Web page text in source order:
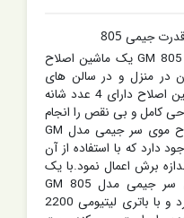
جیمی 805
ماشین اصلاح موی سر جیمی مدل GM 805 یک ماشین اصلاح
در منزل و در سالن های
آرایشی از آن استفاده کرد. این ماشین اصلاح دارای 4 عدد شانه
کامل و بی نقص را انجام
داد و همچنین در کنار ماشین اصلاح موی سر جیمی مدل GM
دارد که با استفاده از آن
برش اعمال نمود.با یک
بار شارژ کردن ماشین اصلاح موی سر جیمی مدل GM 805
میتوان 150 دقیقه از آن استفاده کرد و با باتری لیتیومی 2200